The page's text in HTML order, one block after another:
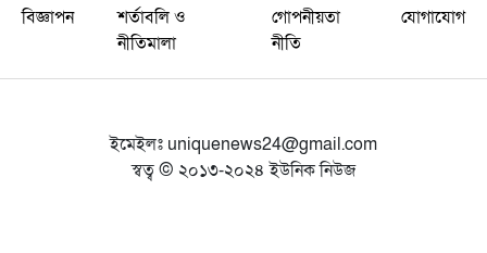
বিজ্ঞাপন
শর্তাবলি ও
নীতিমালা
গোপনীয়তা
নীতি
যোগাযোগ
ইমেইলঃ uniquenews24@gmail.com
স্বত্ব © ২০১৩-২০২৪ ইউনিক নিউজ